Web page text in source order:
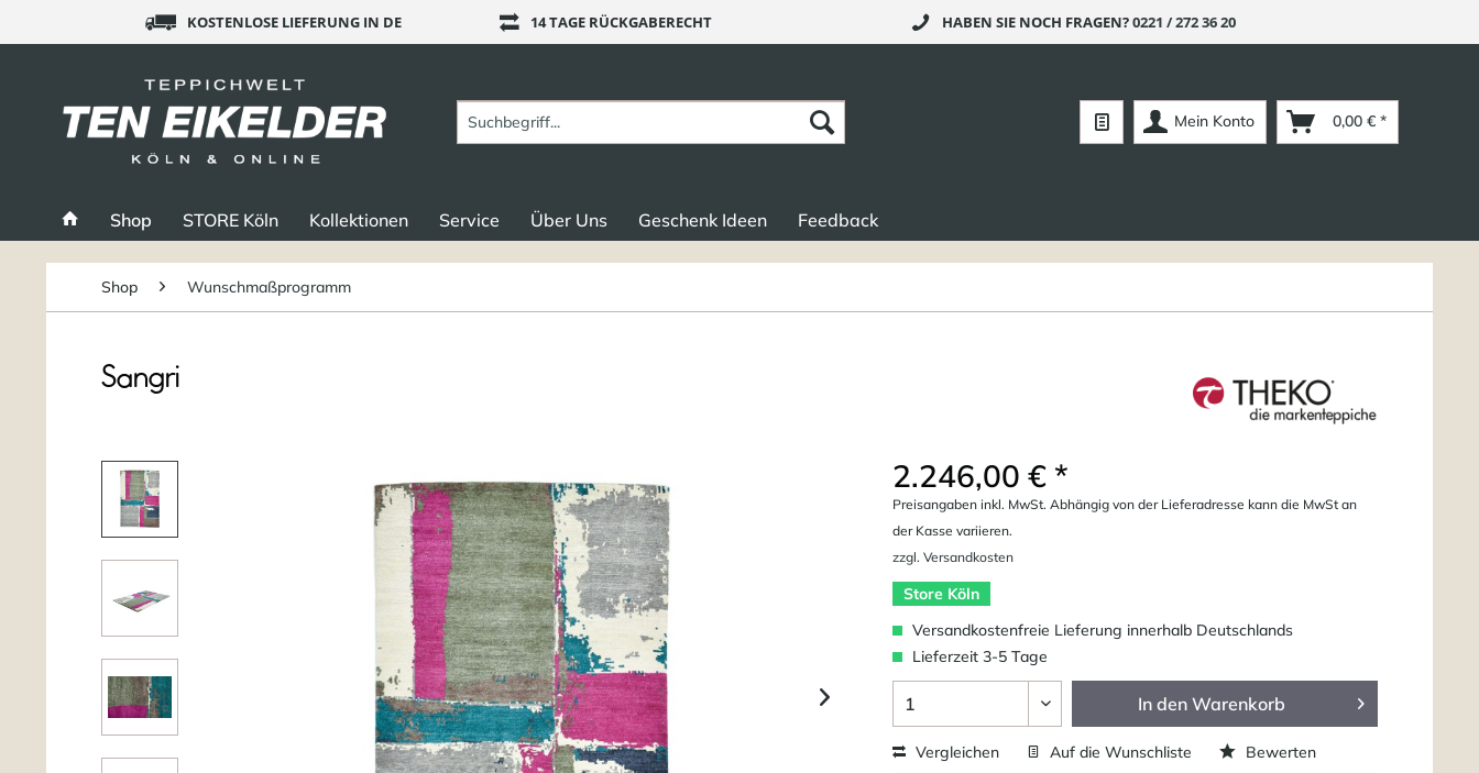
KOSTENLOSE LIEFERUNG IN DE 14 TAGE RÜCKGABERECHT HABEN SIE NOCH FRAGEN?0221 / 272 36 20
Mein Konto 0,00 € *
Shop STORE Köln Kollektionen Service Über Uns Geschenk Ideen Feedback
Shop Wunschmaßprogramm
Sangri
2.246,00 € *
Preisangaben inkl. MwSt. Abhängig von der Lieferadresse kann die MwSt an
der Kasse variieren.
zzgl. Versandkosten
Store Köln
Versandkostenfreie Lieferung innerhalb Deutschlands
Lieferzeit 3-5 Tage
In den Warenkorb
Vergleichen Auf die Wunschliste Bewerten